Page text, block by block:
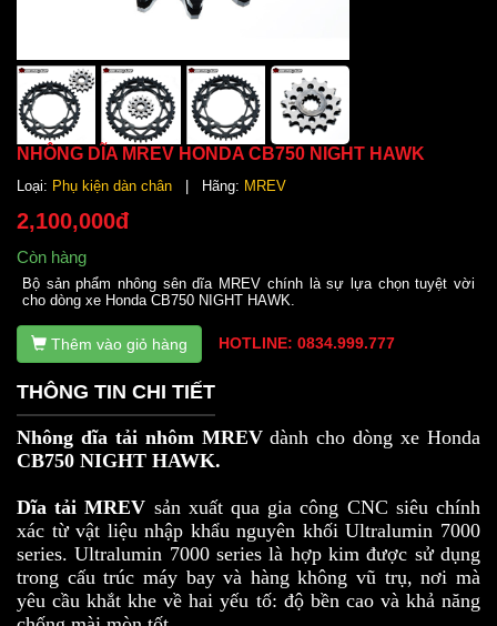
NHÔNG DĨA MREV HONDA CB750 NIGHT HAWK
Loại: Phụ kiện dàn chân | Hãng: MREV
2,100,000đ
Còn hàng
Bộ sản phẩm nhông sên dĩa MREV chính là sự lựa chọn tuyệt vời
cho dòng xe Honda CB750 NIGHT HAWK.
Thêm vào giỏ hàng HOTLINE: 0834.999.777
THÔNG TIN CHI TIẾT
Nhông dĩa tải nhôm MREVdành cho dòng xe Honda
CB750 NIGHT HAWK.
Dĩa tải MREV sản xuất qua gia công CNC siêu chính
xác từ vật liệu nhập khẩu nguyên khối Ultralumin 7000
series. Ultralumin 7000 series là hợp kim được sử dụng
trong cấu trúc máy bay và hàng không vũ trụ, nơi mà
yêu cầu khắt khe về hai yếu tố: độ bền cao và khả năng